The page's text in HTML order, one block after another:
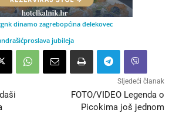
gnk dinamo zagrebopćina đelekovec
proslava jubileja
Sljedeći članak
FOTO/VIDEO Legenda o
Picokima još jednom